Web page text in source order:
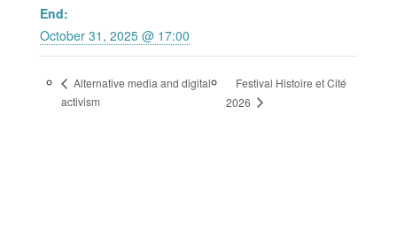
End:
October 31, 2025 @ 17:00
Alternative media and digital
activism
Festival Histoire et Cité
2026